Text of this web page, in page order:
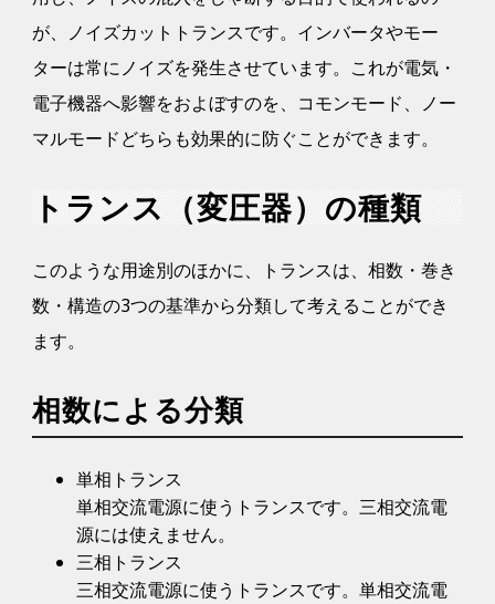
が、ノイズカットトランスです。インバータやモー
ターは常にノイズを発生させています。これが電気・
電子機器へ影響をおよぼすのを、コモンモード、ノー
マルモードどちらも効果的に防ぐことができます。
トランス（変圧器）の種類
このような用途別のほかに、トランスは、相数・巻き
数・構造の3つの基準から分類して考えることができ
ます。
相数による分類
単相トランス
単相交流電源に使うトランスです。三相交流電
源には使えません。
三相トランス
三相交流電源に使うトランスです。単相交流電